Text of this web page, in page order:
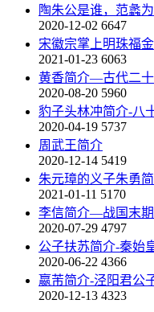
陶朱公是谁，范蠡
2020-12-02 6647
宋徽宗掌上明珠福
2021-01-23 6063
黄香简介—古代二
2020-08-20 5960
豹子头林冲简介-八
2020-04-19 5737
周武王简介
2020-12-14 5419
朱元璋的义子朱勇
2021-01-11 5170
李信简介—战国末
2020-07-29 4797
公子扶苏简介-秦始
2020-06-22 4366
嬴芾简介-泾阳君公
2020-12-13 4323